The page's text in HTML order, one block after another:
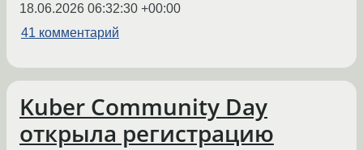
18.06.2026 06:32:30 +00:00
41 комментарий
Kuber Community Day
открыла регистрацию